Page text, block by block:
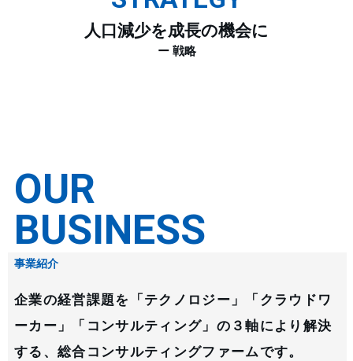
人口減少を成長の機会に
ー 戦略
OUR
BUSINESS
事業紹介
企業の経営課題を「テクノロジー」「クラウドワ
ーカー」「コンサルティング」の３軸により解決
する、総合コンサルティングファームです。